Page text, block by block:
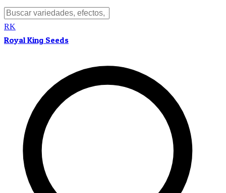
RK
Royal King Seeds